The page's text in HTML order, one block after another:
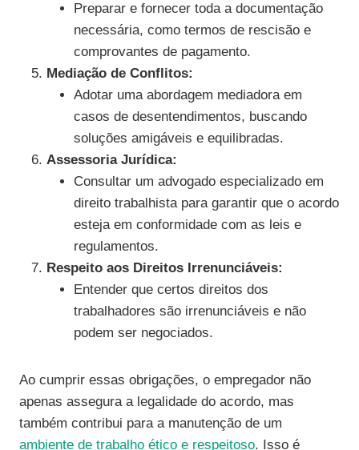
Preparar e fornecer toda a documentação
necessária, como termos de rescisão e
comprovantes de pagamento.
Mediação de Conflitos:
Adotar uma abordagem mediadora em
casos de desentendimentos, buscando
soluções amigáveis e equilibradas.
Assessoria Jurídica:
Consultar um advogado especializado em
direito trabalhista para garantir que o acordo
esteja em conformidade com as leis e
regulamentos.
Respeito aos Direitos Irrenunciáveis:
Entender que certos direitos dos
trabalhadores são irrenunciáveis e não
podem ser negociados.
Ao cumprir essas obrigações, o empregador não
apenas assegura a legalidade do acordo, mas
também contribui para a manutenção de um
ambiente de trabalho ético e respeitoso. Isso é